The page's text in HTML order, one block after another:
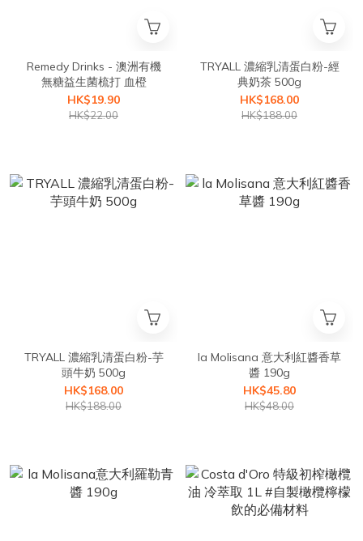
Remedy Drinks - 澳洲有機
無糖益生菌梳打 血橙
HK$19.90
HK$22.00
TRYALL 濃縮乳清蛋白粉-經
典奶茶 500g
HK$168.00
HK$188.00
TRYALL 濃縮乳清蛋白粉-芋
頭牛奶 500g
HK$168.00
HK$188.00
la Molisana 意大利紅醬香草
醬 190g
HK$45.80
HK$48.00